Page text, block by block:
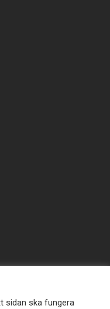
sidan ska fungera